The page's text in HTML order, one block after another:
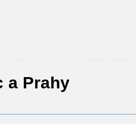
a Prahy